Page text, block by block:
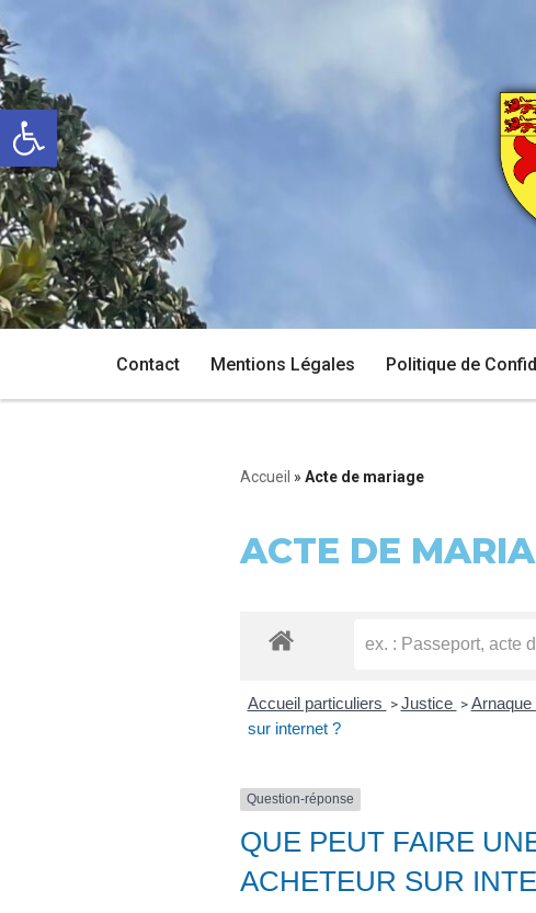
Ouvrir la barre d’outils
Aller
au
contenu
Contact Mentions Légales Politique de
Accueil » Acte de mariage
ACTE DE
Accueil particuliers > Justice >
sur internet ?
Question-réponse
QUE PEUT FAIRE
ACHETEUR SUR